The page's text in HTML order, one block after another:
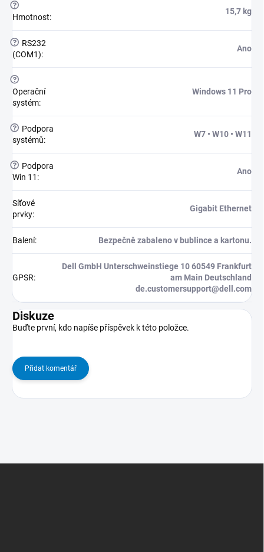
?
Hmotnost:
15,7 kg
?
RS232
(COM1):
Ano
?
Operační
systém:
Windows 11 Pro
?
Podpora
systémů:
W7 • W10 • W11
?
Podpora
Win 11 :
Ano
Síťové
prvky:
Gigabit Ethernet
Balení: Bezpečně zabaleno v bublince a kartonu.
GPSR:
Dell GmbH Unterschweinstiege 10 60549 Frankfurt
am Main Deutschland
de.customersupport@dell.com
Diskuze
Buďte první, kdo napíše příspěvek k této položce.
Přidat komentář